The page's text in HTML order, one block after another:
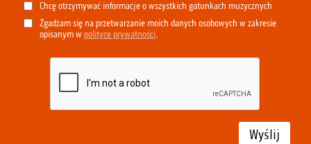
Chcę otrzymywać informacje o wszystkich gatunkach muzycznych
Zgadzam się na przetwarzanie moich danych osobowych w zakresie
opisanym w polityce prywatności.
Wyślij